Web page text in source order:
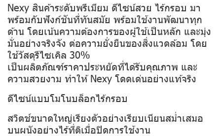
Nexy สินค้าระดับพรีเมียม ดีไซน์สวย ไร้กรอบ มา
พร้อมกับฟังก์ชันที่ทันสมัย พร้อมใช้งานพัฒนาทุก
ด้าน โดยเน้นความต้องการของผู้ใช้เป็นหลัก และมุ่ง
มั่นอย่างจริงจัง ต่อความยั่งยืนของสิ่งแวดล้อม โดย
ใช้วัสดุรีไซเคิล 30%
เป็นผลิตภัณฑ์ราคาประหยัดที่ได้รับคุณภาพ และ
ความสวยงาม ทำให้ Nexy โดดเด่นอย่างแท้จริง
ดีไซน์แบบโมโนบล็อกไร้กรอบ
สวิตช์ขนาดใหญ่เรียงตัวอย่างเรียบเนียนสม่ำเสมอ
บนผนังอย่างไร้ที่ติเมื่อปิดการใช้งาน